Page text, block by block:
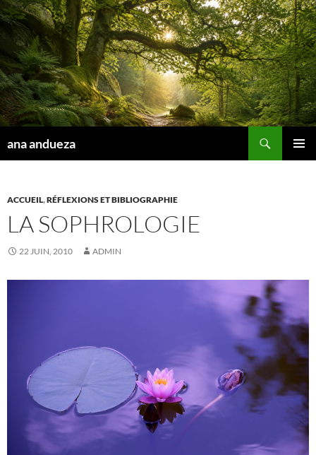
Aller
au
contenu
ana andueza
ACCUEIL,RÉFLEXIONS ET BIBLIOGRAPHIE
LA SOPHROLOGIE
22 JUIN, 2010 ADMIN